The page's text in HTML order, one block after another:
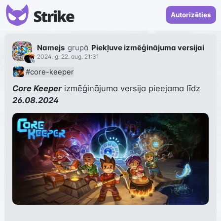
Autorizēties
Namejs grupā Piekļuve izmēģinājuma versijai
2024. g. 22. aug. 21:31
#core-keeper
Core Keeper
26.08.2024